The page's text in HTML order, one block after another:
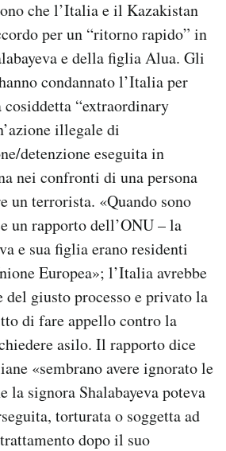
che l’Italia e il Kazakistan
per un “ritorno rapido” in
e della figlia Alua. Gli
condannato l’Italia per
cosiddetta “extraordinary
illegale di
detenzione eseguita in
nei confronti di una persona
un terrorista. «Quando sono
un rapporto dell’ONU – la
e sua figlia erano residenti
Europea»; l’Italia avrebbe
giusto processo e privato la
di fare appello contro la
asilo. Il rapporto dice
«sembrano avere ignorato le
la signora Shalabayeva poteva
torturata o soggetta ad
dopo il suo